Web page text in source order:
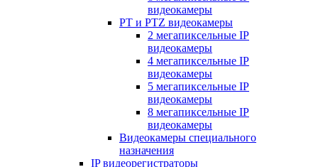
видеокамеры
PT и PTZ видеокамеры
2 мегапиксельные IP
видеокамеры
4 мегапиксельные IP
видеокамеры
5 мегапиксельные IP
видеокамеры
8 мегапиксельные IP
видеокамеры
Видеокамеры специального
назначения
IP видеорегистраторы